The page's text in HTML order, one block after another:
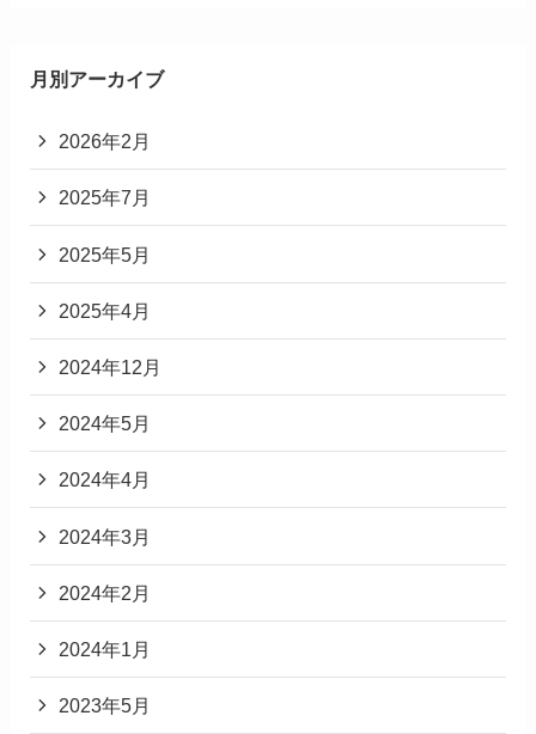
月別アーカイブ
2026年2月
2025年7月
2025年5月
2025年4月
2024年12月
2024年5月
2024年4月
2024年3月
2024年2月
2024年1月
2023年5月